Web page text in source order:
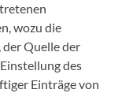
wozu die
Quelle der
des
Einträge von